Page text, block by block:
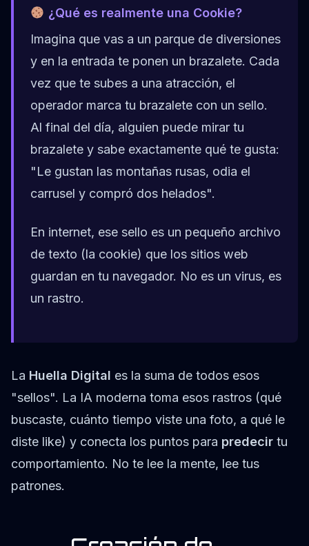
¿Qué es realmente una Cookie?
Imagina que vas a un parque de diversiones
y en la entrada te ponen un brazalete. Cada
vez que te subes a una atracción, el
operador marca tu brazalete con un sello.
Al final del día, alguien puede mirar tu
brazalete y sabe exactamente qué te gusta:
"Le gustan las montañas rusas, odia el
carrusel y compró dos helados".
En internet, ese sello es un pequeño archivo
de texto (la cookie) que los sitios web
guardan en tu navegador. No es un virus, es
un rastro.
La Huella Digital es la suma de todos esos
"sellos". La IA moderna toma esos rastros (qué
buscaste, cuánto tiempo viste una foto, a qué le
diste like) y conecta los puntos para predecir tu
comportamiento. No te lee la mente, lee tus
patrones.